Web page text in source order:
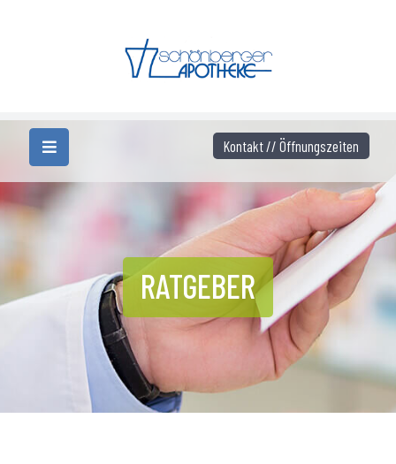
RATGEBER
Kontakt // Öffnungszeiten